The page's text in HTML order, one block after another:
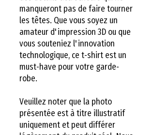
manqueront pas de faire tourner
les têtes. Que vous soyez un
amateur d'impression 3D ou que
vous souteniez l'innovation
technologique, ce t-shirt est un
must-have pour votre garde-
robe.
Veuillez noter que la photo
présentée est à titre illustratif
uniquement et peut différer